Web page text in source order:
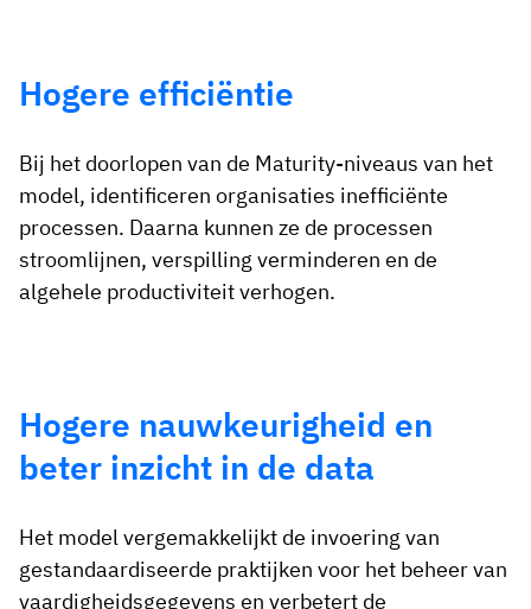
Hogere efficiëntie
Bij het doorlopen van de Maturity-niveaus van het
model, identificeren organisaties inefficiënte
processen. Daarna kunnen ze de processen
stroomlijnen, verspilling verminderen en de
algehele productiviteit verhogen.
Hogere nauwkeurigheid en
beter inzicht in de data
Het model vergemakkelijkt de invoering van
gestandaardiseerde praktijken voor het beheer van
vaardigheidsgegevens en verbetert de